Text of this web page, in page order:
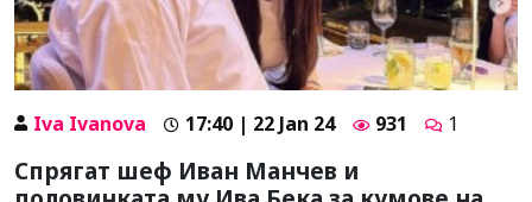
Iva Ivanova 17:40 | 22 Jan 24 931 1
Спрягат шеф Иван Манчев и